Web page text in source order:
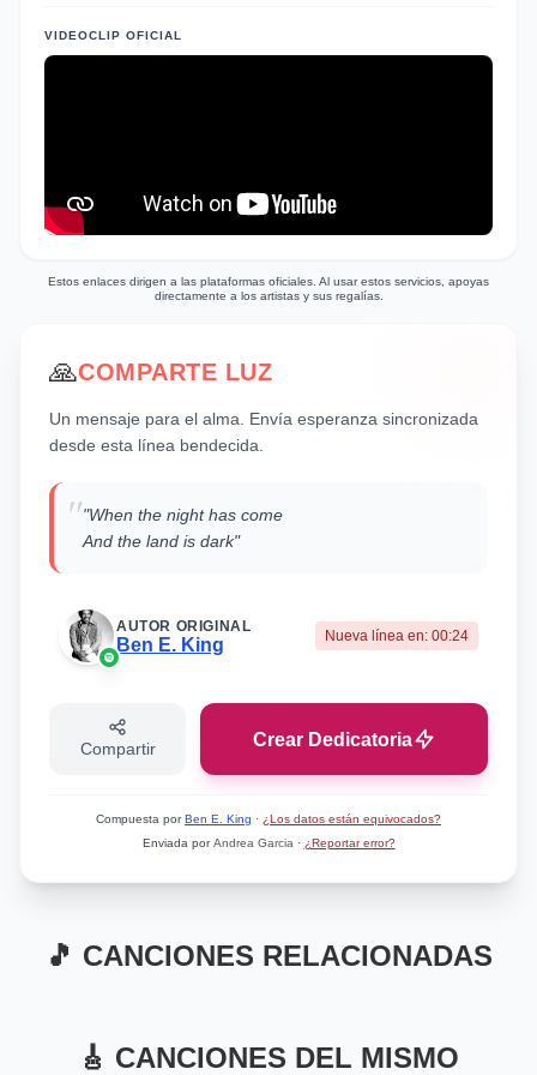
profunda fortaleza a través de la fe en la
himno a la lealtad y la conexión humana.
VIDEOCLIP OFICIAL
Estos enlaces dirigen a las plataformas oficiales. Al usar estos servicios, apoyas
directamente a los artistas y sus regalías.
🙏COMPARTE LUZ
Un mensaje para el alma. Envía esperanza sincronizada
desde esta línea bendecida.
""When the night has come
And the land is dark"
AUTOR ORIGINAL
Ben E. King Nueva línea en: 00:24
Compartir Crear Dedicatoria
Compuesta porBen E. King · ¿Los datos están equivocados?
Enviada porAndrea Garcia · ¿Reportar error?
🎵 CANCIONES RELACIONADAS
Kley Kley Kali Uchis
Cortana Fix You
🎸 CANCIONES DEL MISMO